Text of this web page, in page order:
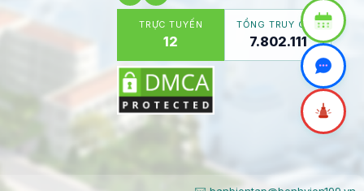
TRỰC TUYẾN
12
TỔNG TRUY CẬP
7.802.111